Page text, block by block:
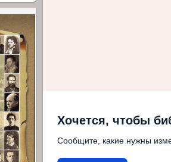
Хочется, чтобы
Сообщите, какие нужны